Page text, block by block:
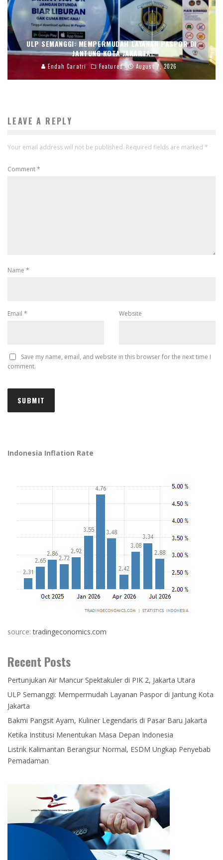
ULP SEMANGGI: MEMPERMUDAH LAYANAN PASPOR DI
JANTUNG KOTA JAKARTA
Endah Caratri Featured August 7, 2026
LEAVE A REPLY
Your email address will not be published. Required fields are marked *
Comment*
Name *
Email * Website
Save my name, email, and website in this browser for the next time I
comment.
Indonesia Inflation Rate
source:tradingeconomics.com
Recent Posts
Pertunjukan Air Mancur Spektakuler di PIK 2, Jakarta Utara
ULP Semanggi: Mempermudah Layanan Paspor di Jantung Kota
Jakarta
Bakmi Pangsit Ayam, Kuliner Legendaris di Pasar Baru Jakarta
Ketika Institusi Menentukan Masa Depan Indonesia
Listrik Kalimantan Berangsur Normal, ESDM Ungkap Penyebab
Pemadaman